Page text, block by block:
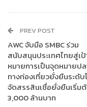
ว่าการการเคหะแห่งชาติ
แห่งชาติ เป็นประธานใ
การแข่งขัน อุปกรณ์ส่งเ
ณ โรงเรียนบ้านคลองปล
สุโขทัย
PREV POST
AWC จับมือ SMBC ร่วม
สนับสนุนประเทศไทยสู่เป้
หมายการเป็นจุดหมายป
ทางท่องเที่ยวยั่งยืนระดับ
จัดสรรสินเชื่อยั่งยืนเริ่ม
3,000 ล้านบาท